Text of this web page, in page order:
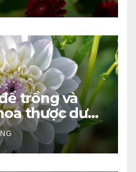
trồng và
thược dược